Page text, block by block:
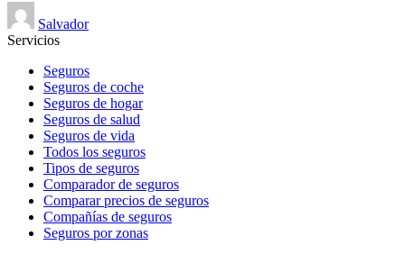
Publicado
por
Salvador
Servicios
Seguros
Seguros de coche
Seguros de hogar
Seguros de salud
Seguros de vida
Todos los seguros
Tipos de seguros
Comparador de seguros
Comparar precios de seguros
Compañías de seguros
Seguros por zonas